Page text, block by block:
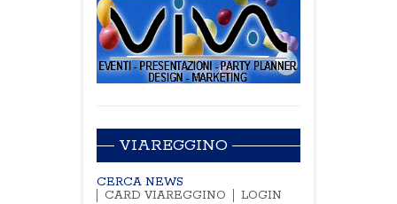
VIAREGGINO
CERCA NEWS
CARD VIAREGGINO
LOGIN